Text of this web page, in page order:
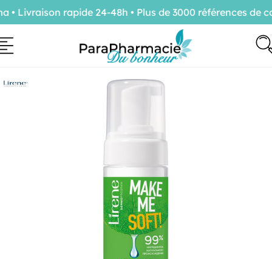
Livraison rapide 24-48h • Plus de 3000 références de